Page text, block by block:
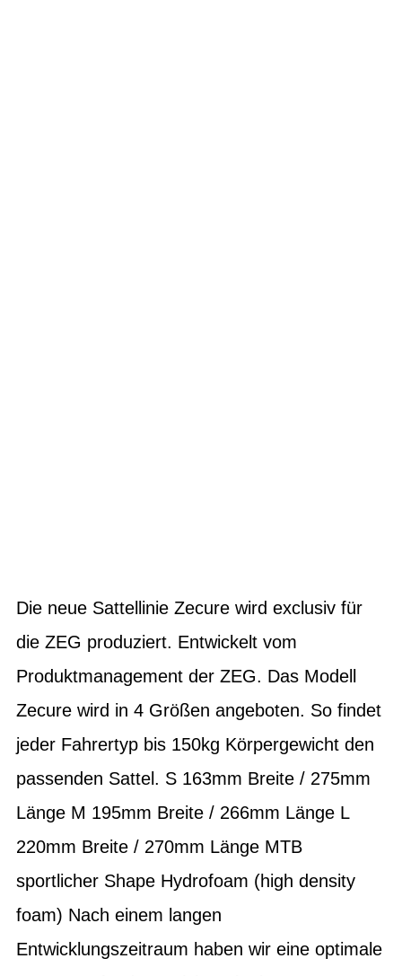
Die neue Sattellinie Zecure wird exclusiv für
die ZEG produziert. Entwickelt vom
Produktmanagement der ZEG. Das Modell
Zecure wird in 4 Größen angeboten. So findet
jeder Fahrertyp bis 150kg Körpergewicht den
passenden Sattel. S 163mm Breite / 275mm
Länge M 195mm Breite / 266mm Länge L
220mm Breite / 270mm Länge MTB
sportlicher Shape Hydrofoam (high density
foam) Nach einem langen
Entwicklungszeitraum haben wir eine optimale